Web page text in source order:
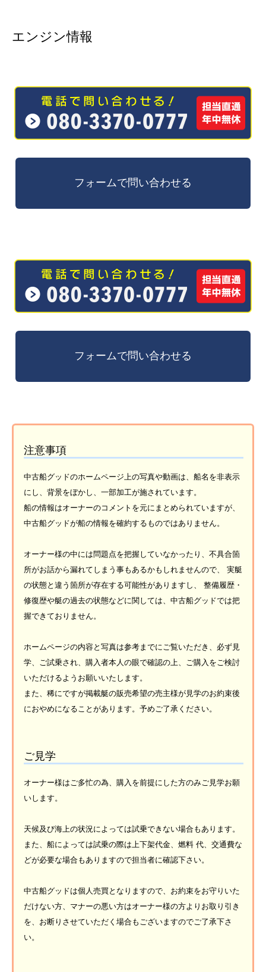
エンジン情報
注意事項
中古船グッドのホームページ上の写真や動画は、船名を非表示
にし、背景をぼかし、一部加工が施されています。
船の情報はオーナーのコメントを元にまとめられていますが、
中古船グッドが船の情報を確約するものではありません。
オーナー様の中には問題点を把握していなかったり、不具合箇
所がお話から漏れてしまう事もあるかもしれませんので、 実艇
の状態と違う箇所が存在する可能性がありますし、 整備履歴・
修復歴や艇の過去の状態などに関しては、中古船グッドでは把
握できておりません。
ホームページの内容と写真は参考までにご覧いただき、必ず見
学、ご試乗され、購入者本人の眼で確認の上、ご購入をご検討
いただけるようお願いいたします。
また、稀にですが掲載艇の販売希望の売主様が見学のお約束後
におやめになることがあります。予めご了承ください。
ご見学
オーナー様はご多忙の為、購入を前提にした方のみご見学お願
いします。
天候及び海上の状況によっては試乗できない場合もあります。
また、船によっては試乗の際は上下架代金、燃料 代、交通費な
どが必要な場合もありますので担当者に確認下さい。
中古船グッドは個人売買となりますので、お約束をお守りいた
だけない方、マナーの悪い方はオーナー様の方よりお取り引き
を、お断りさせていただく場合もございますのでご了承下さ
い。